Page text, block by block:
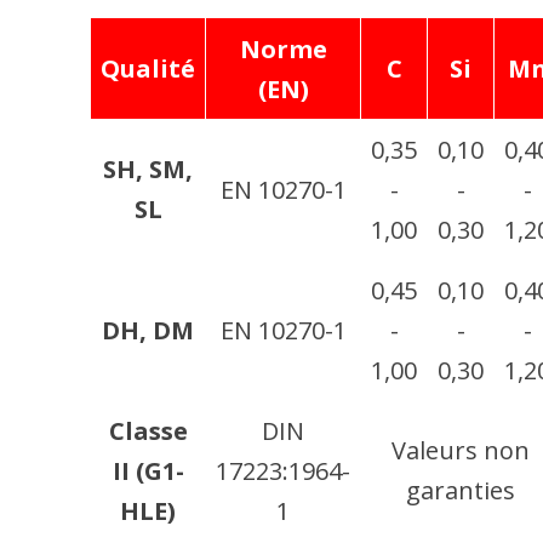
Qualité
Norme
(EN)
C Si
SH, SM,
SL
EN 10270-1
0,35
-
1,00
0,10
-
0,30
-
DH, DM EN 10270-1
0,45
-
1,00
0,10
-
0,30
-
Classe
II (G1-
HLE)
DIN
17223:1964-
1
Valeurs non
garanties